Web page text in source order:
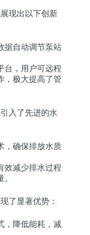
现出以下创新
据自动调节泵站
台，用户可远程
，极大提高了管
入了先进的水
，确保排放水质
效减少排水过程
了显著优势：
，降低能耗，减